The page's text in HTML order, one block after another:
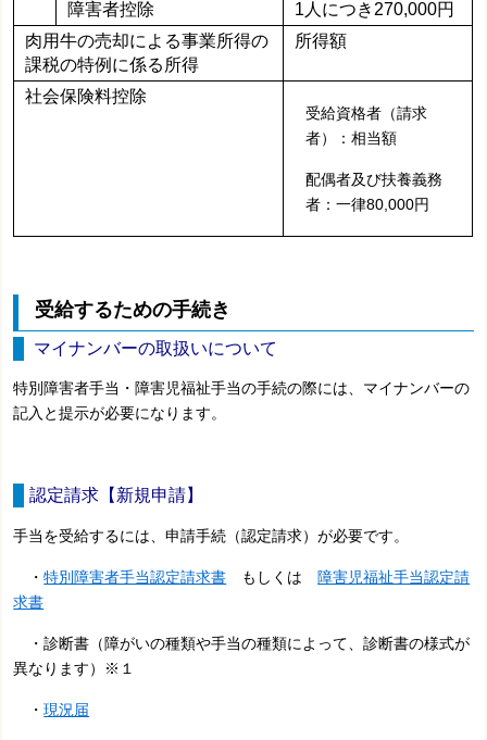
障害者控除
1人につき270,000円
肉用牛の売却による事業所得の
課税の特例に係る所得
所得額
社会保険料控除
受給資格者（請求
者）：相当額
配偶者及び扶養義務
者：一律80,000円
受給するための手続き
マイナンバーの取扱いについて
特別障害者手当・障害児福祉手当の手続の際には、マイナンバーの
記入と提示が必要になります。
認定請求【新規申請】
手当を受給するには、申請手続（認定請求）が必要です。
・特別障害者手当認定請求書 もしくは障害児福祉手当認定請
求書
・診断書（障がいの種類や手当の種類によって、診断書の様式が
異なります）※１
・現況届